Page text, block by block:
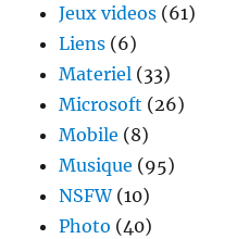
Jeux videos (61)
Liens (6)
Materiel (33)
Microsoft (26)
Mobile (8)
Musique (95)
NSFW(10)
Photo (40)